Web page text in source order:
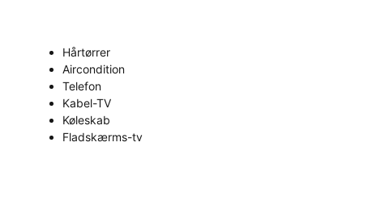
Hårtørrer
Aircondition
Telefon
Kabel-TV
Køleskab
Fladskærms-tv